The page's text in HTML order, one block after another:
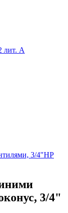
лит. А
3/4"НР
3/4"